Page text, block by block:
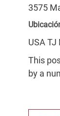
3575
USA
This
by a